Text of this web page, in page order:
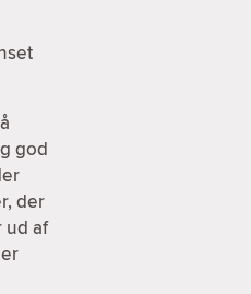
god
der
ud af